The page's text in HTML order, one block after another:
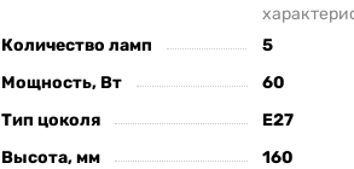
Количество ламп
5
Мощность, Вт
60
Тип цоколя
Е27
Высота, мм
160